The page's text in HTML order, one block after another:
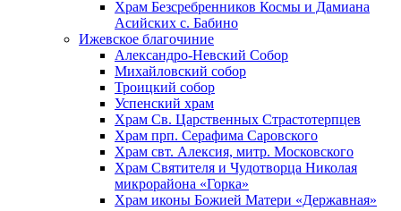
Храм Безсребренников Космы и Дамиана
Асийских с. Бабино
Ижевское благочиние
Александро-Невский Собор
Михайловский собор
Троицкий собор
Успенский храм
Храм Св. Царственных Страстотерпцев
Храм прп. Серафима Саровского
Храм свт. Алексия, митр. Московского
Храм Святителя и Чудотворца Николая
микрорайона «Горка»
Храм иконы Божией Матери «Державная»